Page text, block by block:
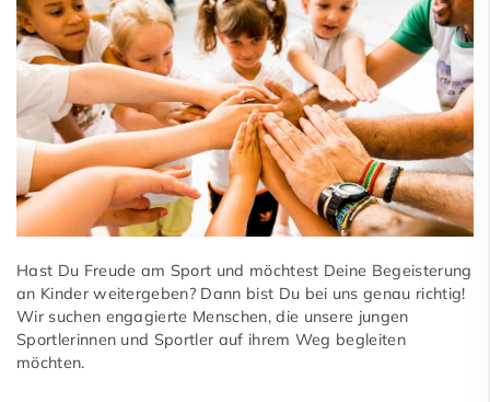
Hast Du Freude am Sport und möchtest Deine Begeisterung
an Kinder weitergeben? Dann bist Du bei uns genau richtig!
Wir suchen engagierte Menschen, die unsere jungen
Sportlerinnen und Sportler auf ihrem Weg begleiten
möchten.